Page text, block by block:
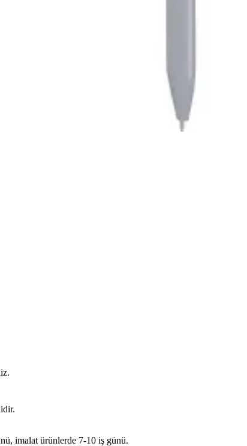
imalat ürünlerde 7-10 iş günü.